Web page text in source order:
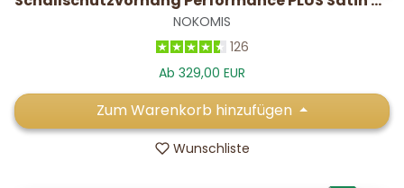
NOKOMIS
126
Ab 329,00 EUR
Zum Warenkorb hinzufügen
Wunschliste